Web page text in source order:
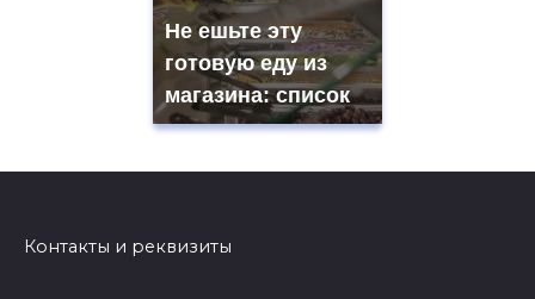
Не ешьте эту
готовую еду из
магазина: список
Контакты и реквизиты